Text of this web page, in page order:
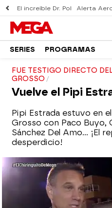
El increíble Dr. Pol Alerta
SERIES PROGRAMAS
FUE TESTIGO DIRECTO
GROSSO
Vuelve el Pipi
Pipi Estrada estuvo en el
Grosso con Paco Buyo,
Sánchez Del Amo... ¡El
desperdicio!